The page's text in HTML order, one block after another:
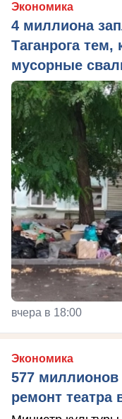
Экономика
4 миллиона
Таганрога тем,
мусорные
вчера в 18:00
Экономика
577 миллионов
ремонт театра